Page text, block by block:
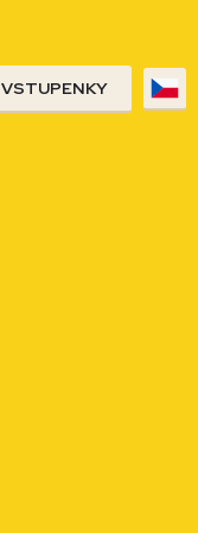
VSTUPENKY